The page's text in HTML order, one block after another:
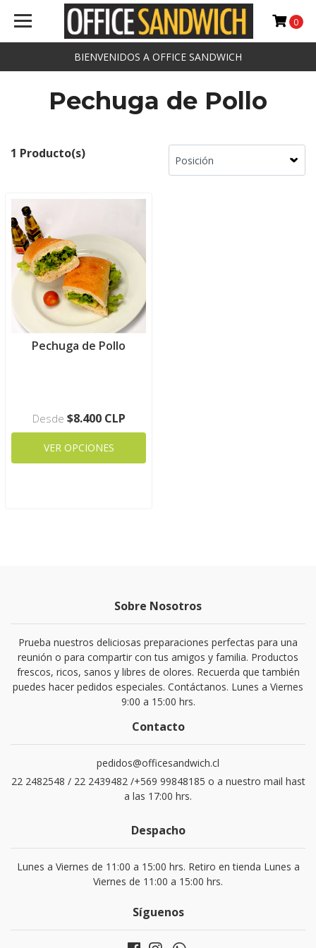
BIENVENIDOS A OFFICE SANDWICH
0
Pechuga de Pollo
1 Producto(s)
Pechuga de Pollo
Desde $8.400 CLP
VER OPCIONES
Sobre Nosotros
Prueba nuestros deliciosas preparaciones perfectas para una
reunión o para compartir con tus amigos y familia. Productos
frescos, ricos, sanos y libres de olores. Recuerda que también
puedes hacer pedidos especiales. Contáctanos. Lunes a Viernes
9:00 a 15:00 hrs.
Contacto
pedidos@officesandwich.cl
22 2482548 / 22 2439482 /+569 99848185 o a nuestro mail hast
a las 17:00 hrs.
Despacho
Lunes a Viernes de 11:00 a 15:00 hrs. Retiro en tienda Lunes a
Viernes de 11:00 a 15:00 hrs.
Síguenos